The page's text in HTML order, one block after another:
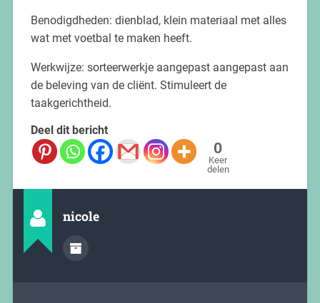
Benodigdheden: dienblad, klein materiaal met alles
wat met voetbal te maken heeft.
Werkwijze: sorteerwerkje aangepast aangepast aan
de beleving van de cliënt. Stimuleert de
taakgerichtheid.
Deel dit bericht
0
Keer
delen
nicole